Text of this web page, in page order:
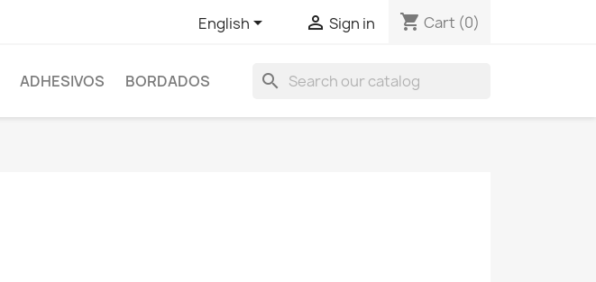
English  Sign in shopping_cart Cart (0)
ADHESIVOS BORDADOS search